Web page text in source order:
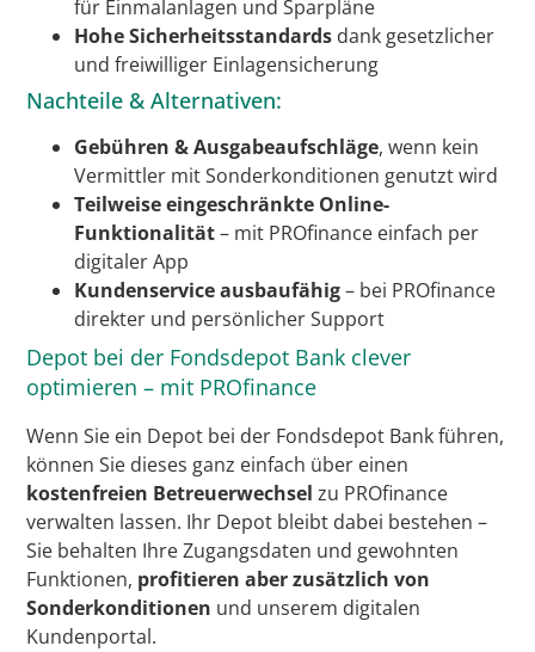
für Einmalanlagen und Sparpläne
Hohe Sicherheitsstandards dank gesetzlicher
und freiwilliger Einlagensicherung
Nachteile & Alternativen:
Gebühren & Ausgabeaufschläge, wenn kein
Vermittler mit Sonderkonditionen genutzt wird
Teilweise eingeschränkte Online-
Funktionalität– mit PROfinance einfach per
digitaler App
Kundenservice ausbaufähig– bei PROfinance
direkter und persönlicher Support
Depot bei der Fondsdepot Bank clever
optimieren – mit PROfinance
Wenn Sie ein Depot bei der Fondsdepot Bank führen,
können Sie dieses ganz einfach über einen
kostenfreien Betreuerwechsel zu PROfinance
verwalten lassen. Ihr Depot bleibt dabei bestehen –
Sie behalten Ihre Zugangsdaten und gewohnten
Funktionen, profitieren aber zusätzlich von
Sonderkonditionen und unserem digitalen
Kundenportal.